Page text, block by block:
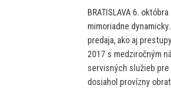
BRATISLAVA 6.
mimoriadne
predaja, ako aj
2017 s medziročným
servisných služieb
dosiahol provízny